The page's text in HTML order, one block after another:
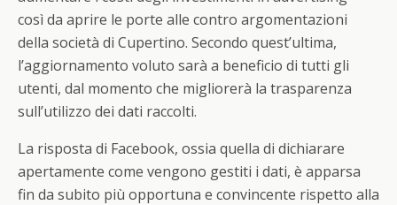
così da aprire le porte alle contro argomentazioni
della società di Cupertino. Secondo quest’ultima,
l’aggiornamento voluto sarà a beneficio di tutti gli
utenti, dal momento che migliorerà la trasparenza
sull’utilizzo dei dati raccolti.
La risposta di Facebook, ossia quella di dichiarare
apertamente come vengono gestiti i dati, è apparsa
fin da subito più opportuna e convincente rispetto alla